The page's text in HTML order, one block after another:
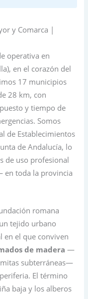
y Comarca |
operativa en
en el corazón del
17 municipios
28 km, con
y tiempo de
Somos
de Establecimientos
de Andalucía, lo
de uso profesional
toda la provincia
romana
tejido urbano
en el que conviven
de madera —
subterráneas—
El término
baja y los alberos